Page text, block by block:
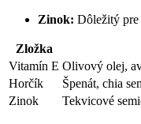
Zinok: Dôležitý
Zložka
Vitamín E Olivový olej,
Horčík
Špenát, chia
Zinok
Tekvicové